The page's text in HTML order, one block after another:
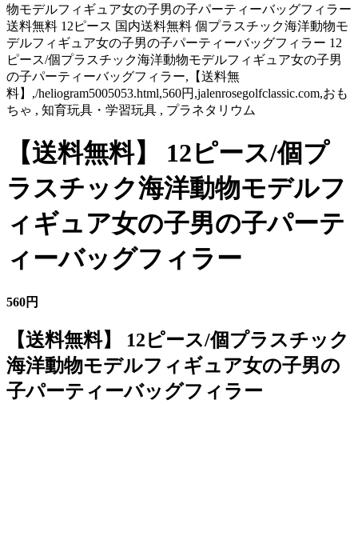
物モデルフィギュア女の子男の子パーティーバッグフィラー
送料無料 12ピース 国内送料無料 個プラスチック海洋動物モ
デルフィギュア女の子男の子パーティーバッグフィラー 12
ピース/個プラスチック海洋動物モデルフィギュア女の子男
の子パーティーバッグフィラー,【送料無
料】,/heliogram5005053.html,560円,jalenrosegolfclassic.com,おも
ちゃ , 知育玩具・学習玩具 , プラネタリウム
【送料無料】 12ピース/個プ
ラスチック海洋動物モデルフ
ィギュア女の子男の子パーテ
ィーバッグフィラー
560円
【送料無料】 12ピース/個プラスチック
海洋動物モデルフィギュア女の子男の
子パーティーバッグフィラー